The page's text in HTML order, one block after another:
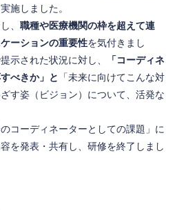
施しました。
、 職種や医療機関の枠を超えて連
ーションの重要性を気付きまし
示された状況に対し、
「コーディネ
べきか」と
「未来に向けてこんな対
す姿（ビジョン）について、活発な
コーディネーターとしての課題」に
を発表・共有し、研修を終了しまし